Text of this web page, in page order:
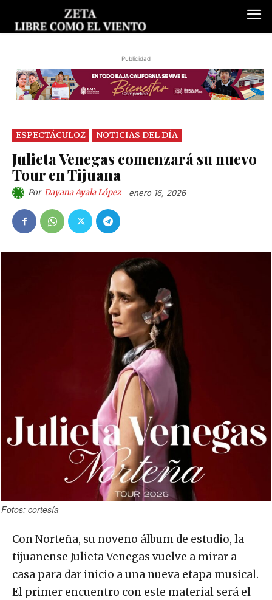
Publicidad
ESPECTÁCULOZ NOTICIAS DEL DÍA
Julieta Venegas comenzará su nuevo
Tour en Tijuana
Por Dayana Ayala López enero 16, 2026
Fotos: cortesía
Con Norteña, su noveno álbum de estudio, la
tijuanense Julieta Venegas vuelve a mirar a
casa para dar inicio a una nueva etapa musical.
El primer encuentro con este material será el